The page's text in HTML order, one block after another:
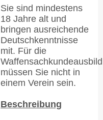
Sie sind mindestens
18 Jahre alt und
bringen ausreichende
Deutschkenntnisse
mit. Für die
müssen Sie nicht in
einem Verein sein.
Beschreibung